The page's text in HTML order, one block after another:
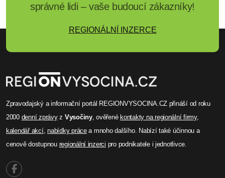
správné lidi – vaše budoucí zákazníky!
REGIONÁLNÍ INZERCE
Zpravodajský a informační portál REGIONVYSOCINA.CZ přináší od roku
2000 denní zprávyz Vysočiny, ověřené kontakty na regionální firmy,
kalendář akcí,nabídky prácea mnoho dalšího. Nabízí také účinnou a
cenově dostupnou regionální inzerci pro podnikatele i jednotlivce.